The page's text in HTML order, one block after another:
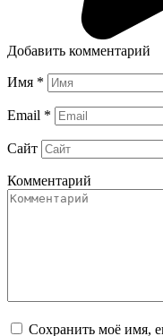
Добавить комментарий
Имя *
Email *
Сайт
Комментарий
Сохранить моё имя,